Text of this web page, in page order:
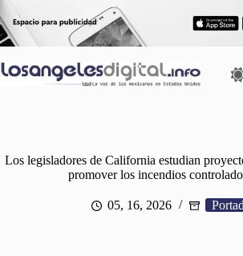
al
contenido
Los legisladores de California estudian
promover los incendios
05, 16, 2026